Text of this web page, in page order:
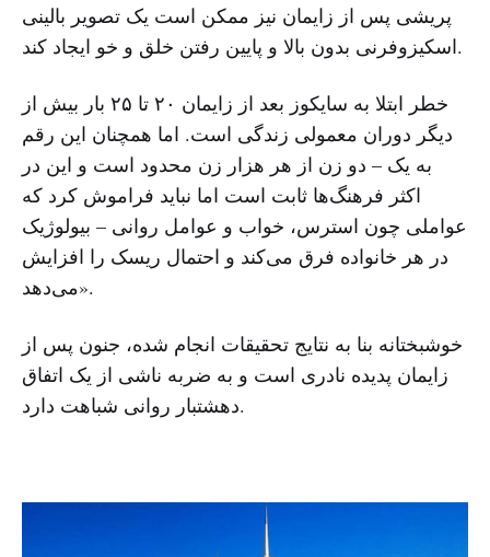
پریشی پس از زایمان نیز ممکن است یک تصویر بالینی
اسکیزوفرنی بدون بالا و پایین رفتن خلق و خو ایجاد کند.
خطر ابتلا به سایکوز بعد از زایمان ۲۰ تا ۲۵ بار بیش از
دیگر دوران معمولی زندگی‌ است. اما همچنان این رقم
به یک – دو زن از هر هزار زن محدود است و این در
اکثر فرهنگ‌ها ثابت است اما نباید فراموش کرد که
عواملی چون استرس، خواب و عوامل روانی‌ – بیولوژیک
در هر خانواده فرق می‌کند و احتمال ریسک را افزایش
می‌دهد».
خوشبختانه بنا به نتایج تحقیقات انجام شده، جنون پس از
زایمان پدیده نادری است و به ضربه ناشی از یک اتفاق
دهشتبار روانی شباهت دارد.